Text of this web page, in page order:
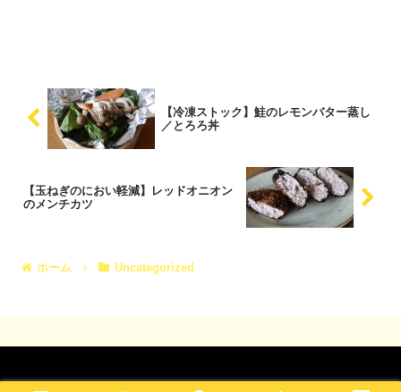
【冷凍ストック】鮭のレモンバター蒸し
／とろろ丼
【玉ねぎのにおい軽減】レッドオニオン
のメンチカツ
ホーム Uncategorized